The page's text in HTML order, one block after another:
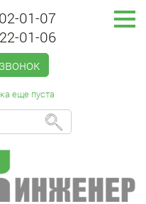
01-07
01-06
еще пуста